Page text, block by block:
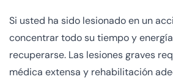
Si usted ha sido lesionado en un
concentrar todo su tiempo y
recuperarse. Las lesiones graves
médica extensa y rehabilitación